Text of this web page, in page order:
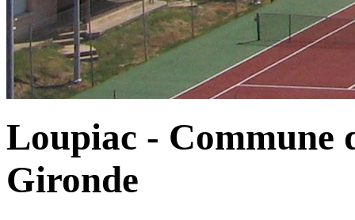
Loupiac - Commune
Gironde